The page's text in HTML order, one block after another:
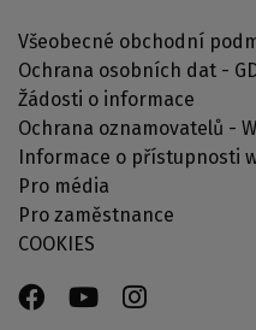
Všeobecné obchodní
Ochrana osobních dat -
Žádosti o informace
Ochrana oznamovatelů -
Informace o přístupnosti
Pro média
Pro zaměstnance
COOKIES